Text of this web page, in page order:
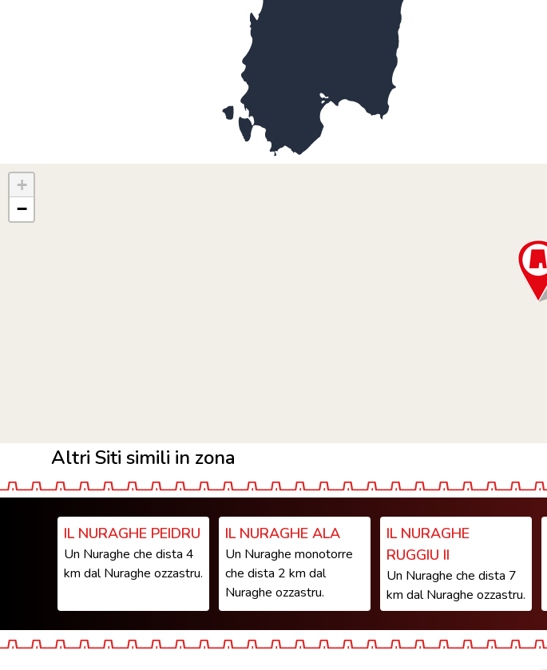
+
−
Altri Siti simili in zona
IL NURAGHE PEIDRU
Un Nuraghe che dista 4
km dal Nuraghe ozzastru.
IL NURAGHE ALA
Un Nuraghe monotorre
che dista 2 km dal
Nuraghe ozzastru.
IL NURAGHE
RUGGIU II
Un Nuraghe che dista 7
km dal Nuraghe ozzastru.